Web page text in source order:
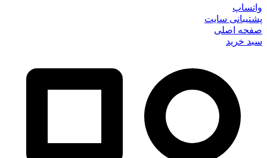
واتساپ
پشتیبانی سایت
صفحه اصلی
سبد خرید